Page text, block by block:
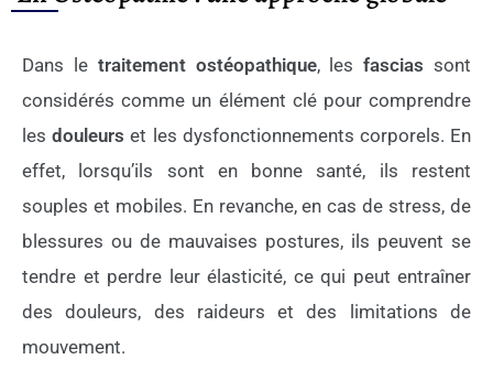
Dans le traitement ostéopathique, lesfascias sont
considérés comme un élément clé pour comprendre
lesdouleurs et les dysfonctionnements corporels. En
effet, lorsqu’ils sont en bonne santé, ils restent
souples et mobiles. En revanche, en cas de stress, de
blessures ou de mauvaises postures, ils peuvent se
tendre et perdre leur élasticité, ce qui peut entraîner
des douleurs, des raideurset des limitations de
mouvement.